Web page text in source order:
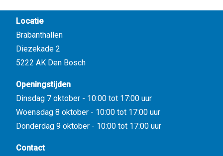
Locatie
Brabanthallen
Diezekade 2
5222 AK Den Bosch
Openingstijden
Dinsdag 7 oktober - 10:00 tot 17:00 uur
Woensdag 8 oktober - 10:00 tot 17:00 uur
Donderdag 9 oktober - 10:00 tot 17:00 uur
Contact